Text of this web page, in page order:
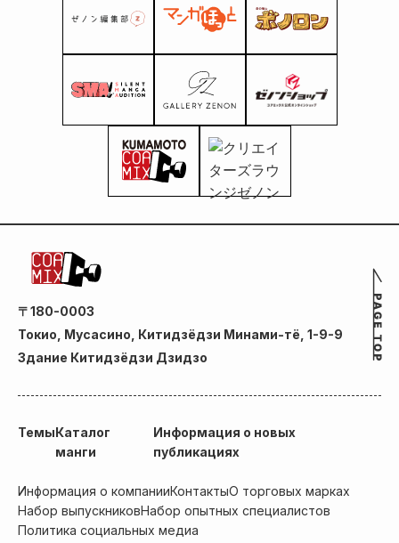
〒180-0003
Токио, Мусасино, Китидзёдзи Минами-тё, 1-9-9
Здание Китидзёдзи Дзидзо
ТемыКаталог
манги
Информация о новых
публикациях
Информация о компанииКонтактыО торговых марках
Набор выпускниковНабор опытных специалистов
Политика социальных медиа